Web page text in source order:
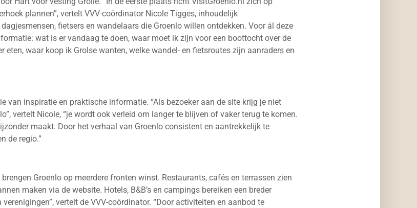
plannen”, vertelt VVV-coördinator Nicole Tigges, inhoudelijk
fietsers en wandelaars die Groenlo willen ontdekken. Voor ál deze
wat is er vandaag te doen, waar moet ik zijn voor een boottocht over de
eten, waar koop ik Grolse wanten, welke wandel- en fietsroutes zijn aanraders en
van inspiratie en praktische informatie. “Als bezoeker aan de site krijg je niet
vertelt Nicole, “je wordt ook verleid om langer te blijven of vaker terug te komen.
maakt. Door het verhaal van Groenlo consistent en aantrekkelijk te
de regio.”
Groenlo op meerdere fronten winst. Restaurants, cafés en terrassen zien
maken via de website. Hotels, B&B’s en campings bereiken een breder
vertelt de VVV-coördinator. “Door activiteiten en aanbod te